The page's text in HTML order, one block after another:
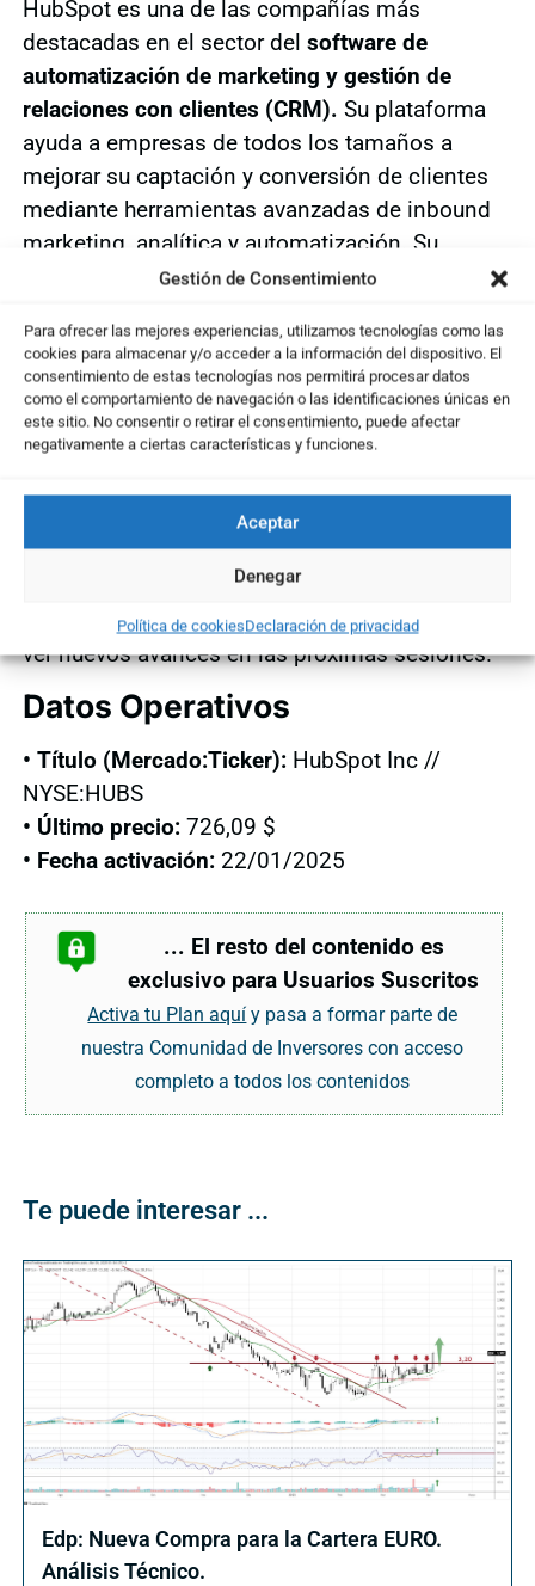
Gestión de Consentimiento
Para ofrecer las mejores experiencias, utilizamos tecnologías como las
cookies para almacenar y/o acceder a la información del dispositivo. El
consentimiento de estas tecnologías nos permitirá procesar datos
como el comportamiento de navegación o las identificaciones únicas en
este sitio. No consentir o retirar el consentimiento, puede afectar
negativamente a ciertas características y funciones.
Aceptar
Denegar
Política de cookiesDeclaración de privacidad
HubSpot es una de las compañías más
destacadas en el sector del software de
automatización de marketing y gestión de
relaciones con clientes (CRM). Su plataforma
ayuda a empresas de todos los tamaños a
mejorar su captación y conversión de clientes
mediante herramientas avanzadas de inbound
marketing, analítica y automatización. Su
enfoque innovador ha convertido a HubSpot en
Idea de Trading con recorrido
alcista
El favorable aspecto técnico que presenta
permite considerar esta acción
como una Idea de Trading con potencial alcista
La reciente ruptura de
resistencias refuerza la tesis de que podríamos
ver nuevos avances en las próximas sesiones.
Datos Operativos
• Título (Mercado:Ticker): HubSpot Inc //
NYSE:HUBS
• Último precio: 726,09 $
• Fecha activación: 22/01/2025
... El resto del contenido es
exclusivo para Usuarios Suscritos
Activa tu Plan aquí y pasa a formar parte de
nuestra Comunidad de Inversores con acceso
completo a todos los contenidos
Te puede interesar ...
Edp: Nueva Compra para la Cartera EURO.
Análisis Técnico.